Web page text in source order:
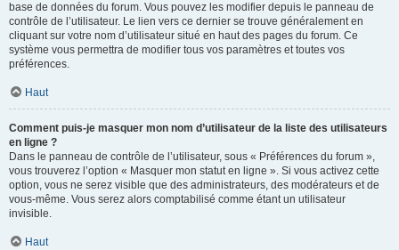
base de données du forum. Vous pouvez les modifier depuis le panneau de
contrôle de l’utilisateur. Le lien vers ce dernier se trouve généralement en
cliquant sur votre nom d’utilisateur situé en haut des pages du forum. Ce
système vous permettra de modifier tous vos paramètres et toutes vos
préférences.
Haut
Comment puis-je masquer mon nom d’utilisateur de la liste des utilisateurs
en ligne ?
Dans le panneau de contrôle de l’utilisateur, sous « Préférences du forum »,
vous trouverez l’option « Masquer mon statut en ligne ». Si vous activez cette
option, vous ne serez visible que des administrateurs, des modérateurs et de
vous-même. Vous serez alors comptabilisé comme étant un utilisateur
invisible.
Haut